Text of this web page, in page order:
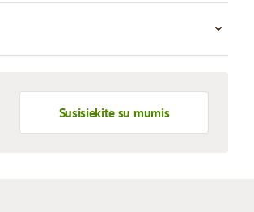
Susisiekite su mumis